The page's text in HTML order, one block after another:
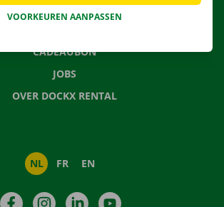
VEELGESTELDE VRAGEN
CADEAUBON
JOBS
OVER DOCKX RENTAL
NL FR EN
FacebookInstagramLinkedIn
VOORKEUREN AANPASSEN